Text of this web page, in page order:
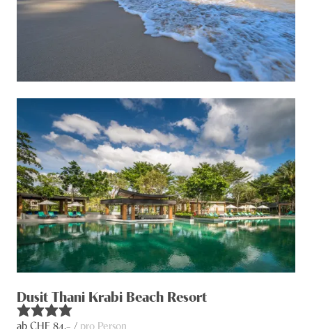
Dusit Thani Krabi Beach Resort
ab CHF84.– / pro Person